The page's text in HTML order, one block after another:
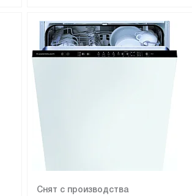
Снят с производства